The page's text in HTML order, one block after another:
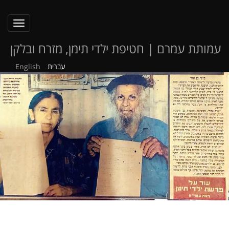
עמותת עמרם | חטיפת ילדי תימן, מזרח ובלקן
עברית English